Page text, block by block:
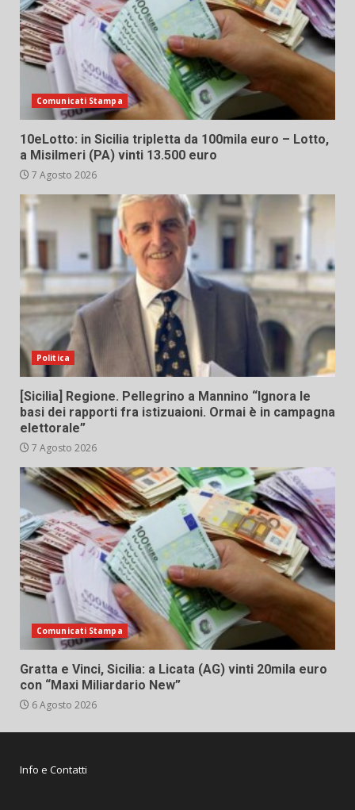
Comunicati Stampa
10eLotto: in Sicilia tripletta da 100mila euro – Lotto,
a Misilmeri (PA) vinti 13.500 euro
7 Agosto 2026
Politica
[Sicilia] Regione. Pellegrino a Mannino “Ignora le
basi dei rapporti fra istizuaioni. Ormai è in campagna
elettorale”
7 Agosto 2026
Comunicati Stampa
Gratta e Vinci, Sicilia: a Licata (AG) vinti 20mila euro
con “Maxi Miliardario New”
6 Agosto 2026
Info e Contatti